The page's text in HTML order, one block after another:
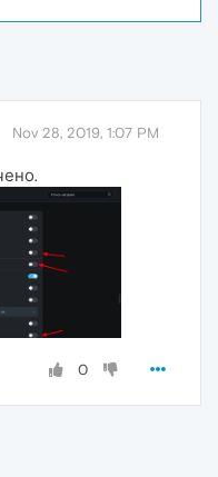
Nov 28, 2019, 1:07 PM
0